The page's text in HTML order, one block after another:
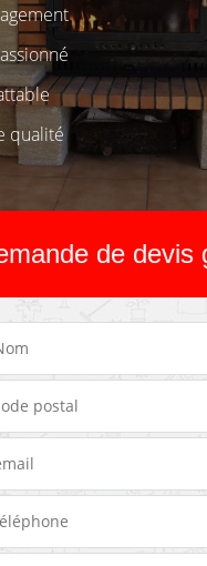
qualité
de devis